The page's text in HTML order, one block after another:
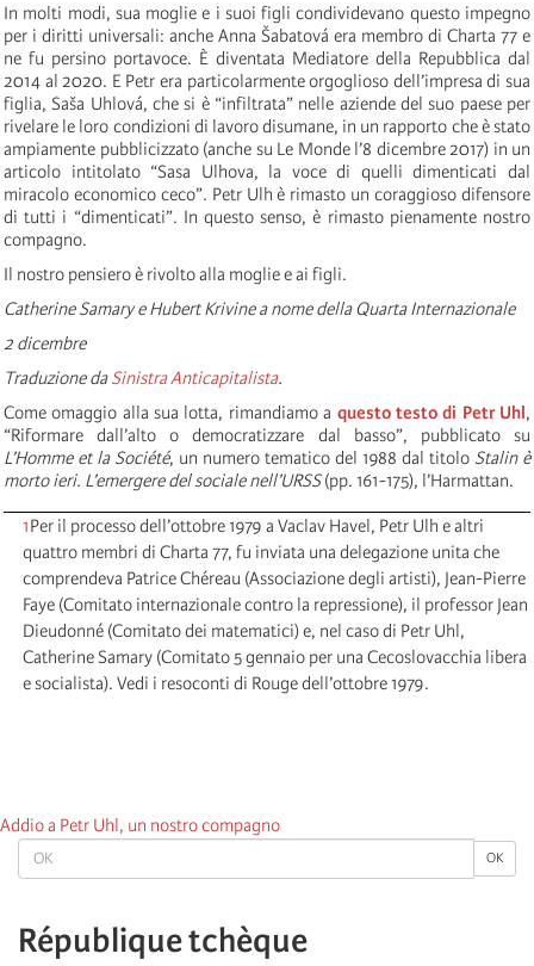
OK OK
République tchèque
In molti modi, sua moglie e i suoi figli condividevano questo impegno
per i diritti universali: anche Anna Šabatová era membro di Charta 77 e
ne fu persino portavoce. È diventata Mediatore della Repubblica dal
2014 al 2020. E Petr era particolarmente orgoglioso dell’impresa di sua
figlia, Saša Uhlová, che si è “infiltrata” nelle aziende del suo paese per
rivelare le loro condizioni di lavoro disumane, in un rapporto che è stato
ampiamente pubblicizzato (anche su Le Monde l’8 dicembre 2017) in un
articolo intitolato “Sasa Ulhova, la voce di quelli dimenticati dal
miracolo economico ceco”. Petr Ulh è rimasto un coraggioso difensore
di tutti i “dimenticati”. In questo senso, è rimasto pienamente nostro
compagno.
Il nostro pensiero è rivolto alla moglie e ai figli.
Catherine Samary e Hubert Krivine a nome della Quarta Internazionale
2 dicembre
Traduzione daSinistra Anticapitalista.
Come omaggio alla sua lotta, rimandiamo a questo testo di Petr Uhl,
“Riformare dall’alto o democratizzare dal basso”, pubblicato su
L’Homme et la Société, un numero tematico del 1988 dal titolo Stalin è
morto ieri. L’emergere del sociale nell’URSS(pp. 161-175), l’Harmattan.
1Per il processo dell’ottobre 1979 a Vaclav Havel, Petr Ulh e altri
quattro membri di Charta 77, fu inviata una delegazione unita che
comprendeva Patrice Chéreau (Associazione degli artisti), Jean-Pierre
Faye (Comitato internazionale contro la repressione), il professor Jean
Dieudonné (Comitato dei matematici) e, nel caso di Petr Uhl,
Catherine Samary (Comitato 5 gennaio per una Cecoslovacchia libera
e socialista). Vedi i resoconti di Rouge dell’ottobre 1979.
Addio a Petr Uhl, un nostro compagno